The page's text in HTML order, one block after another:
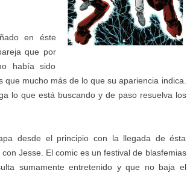
en éste
que por
había sido
mucho más de lo que su apariencia indica.
lo que está buscando y de paso resuelva los
desde el principio con la llegada de ésta
Jesse. El comic es un festival de blasfemias
sumamente entretenido y que no baja el